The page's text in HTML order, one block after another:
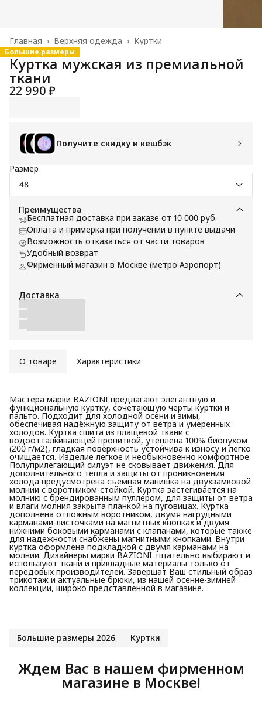
Куртки
Верхняя одежда ›
Главная ›
Большие размеры
Куртка мужская из премиальной
ткани
22 990 ₽
Получите скидку и кешбэк
Размер
48
Преимущества
Бесплатная доставка при заказе от 10 000 руб.
Оплата и примерка при получении в пункте выдачи
Возможность отказаться от части товаров
Удобный возврат
Фирменный магазин в Москве (метро Аэропорт)
Доставка
О товаре Характеристики
Мастера марки BAZIONI предлагают элегантную и
функциональную куртку, сочетающую черты куртки и
пальто. Подходит для холодной осени и зимы,
обеспечивая надёжную защиту от ветра и умеренных
холодов. Куртка сшита из плащевой ткани с
водоотталкивающей пропиткой, утеплена 100% биопухом
(200 г/м2), гладкая поверхность устойчива к износу и легко
очищается. Изделие легкое и необыкновенно комфортное.
Полуприлегающий силуэт не сковывает движения. Для
дополнительного тепла и защиты от проникновения
холода предусмотрена съемная манишка на двухзамковой
молнии с воротником-стойкой. Куртка застегивается на
молнию с брендированным пуллером, для защиты от ветра
и влаги молния закрыта планкой на пуговицах. Куртка
дополнена отложным воротником, двумя нагрудными
карманами-листочками на магнитных кнопках и двумя
нижними боковыми карманами с клапанами, которые также
для надежности снабжены магнитными кнопками. Внутри
куртка оформлена подкладкой с двумя карманами на
молнии. Дизайнеры марки BAZIONI тщательно выбирают и
используют ткани и прикладные материалы только от
передовых производителей. Завершат Ваш стильный образ
трикотаж и актуальные брюки, из нашей осенне-зимней
коллекции, широко представленной в магазине.
Большие размеры 2026 Куртки
Ждем Вас в нашем фирменном
магазине в Москве!